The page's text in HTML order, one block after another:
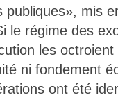
mis
le régime des
les
ni fondement
ont été